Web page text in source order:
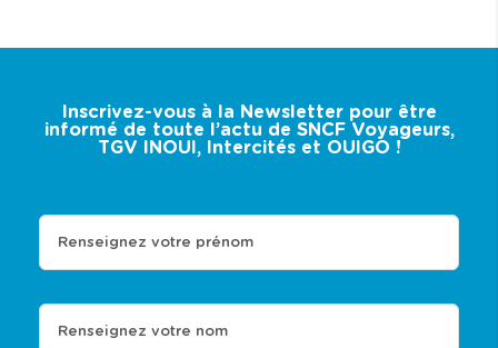
Inscrivez-vous à la Newsletter pour être
informé de toute l’actu de SNCF Voyageurs,
TGV INOUI, Intercités et OUIGO !
Renseignez votre prénom
Renseignez votre nom